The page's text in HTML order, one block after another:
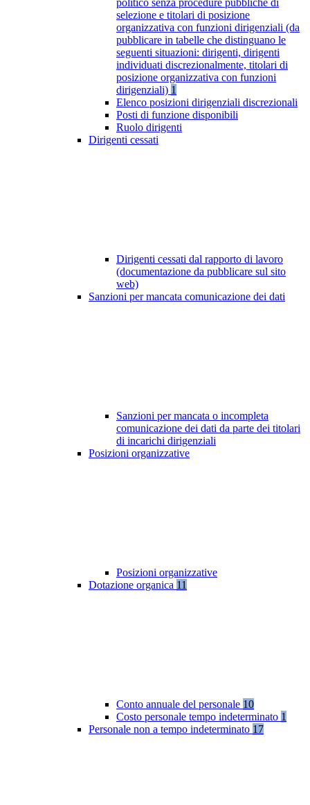
politico senza procedure pubbliche di
selezione e titolari di posizione
organizzativa con funzioni dirigenziali (da
pubblicare in tabelle che distinguano le
seguenti situazioni: dirigenti, dirigenti
individuati discrezionalmente, titolari di
posizione organizzativa con funzioni
dirigenziali) 1
Elenco posizioni dirigenziali discrezionali
Posti di funzione disponibili
Ruolo dirigenti
Dirigenti cessati
Dirigenti cessati dal rapporto di lavoro
(documentazione da pubblicare sul sito
web)
Sanzioni per mancata comunicazione dei dati
Sanzioni per mancata o incompleta
comunicazione dei dati da parte dei titolari
di incarichi dirigenziali
Posizioni organizzative
Posizioni organizzative
Dotazione organica 11
Conto annuale del personale 10
Costo personale tempo indeterminato 1
Personale non a tempo indeterminato 17